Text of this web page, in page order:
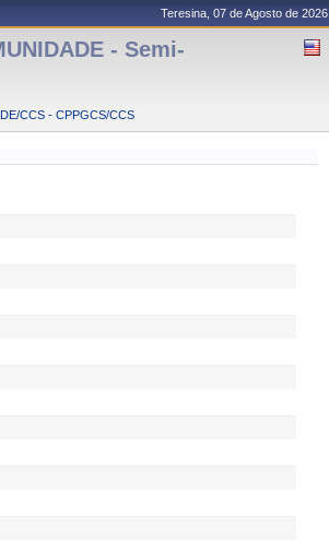
Teresina, 07 de Agosto de 2026
- Semi-
CCS - CPPGCS/CCS